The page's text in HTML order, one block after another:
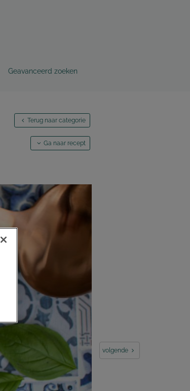
Geavanceerd zoeken
Terug naar categorie
Ga naar recept
volgende